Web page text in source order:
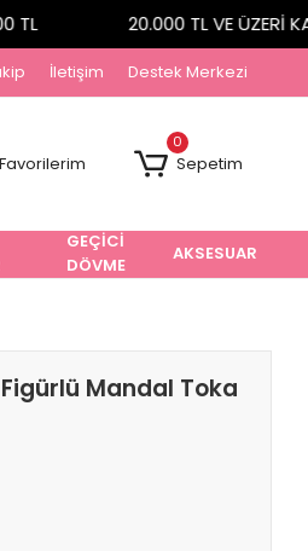
20.000 TL VE ÜZERİ
İletişim Destek Merkezi
Favorilerim
0
Sepetim
GEÇİCİ
DÖVME
AKSESUAR
Mandal Toka